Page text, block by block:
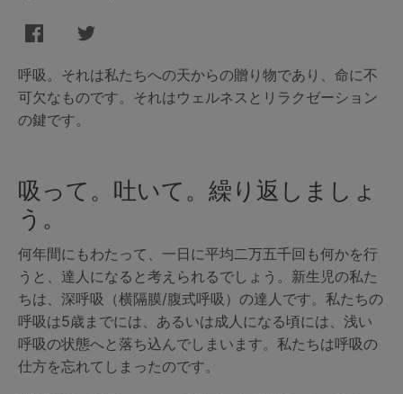
呼吸。それは私たちへの天からの贈り物であり、命に不
可欠なものです。それはウェルネスとリラクゼーション
の鍵です。
吸って。吐いて。繰り返しましょ
う。
何年間にもわたって、一日に平均二万五千回も何かを行
うと、達人になると考えられるでしょう。新生児の私た
ちは、深呼吸（横隔膜/腹式呼吸）の達人です。私たちの
呼吸は5歳までには、あるいは成人になる頃には、浅い
呼吸の状態へと落ち込んでしまいます。私たちは呼吸の
仕方を忘れてしまったのです。